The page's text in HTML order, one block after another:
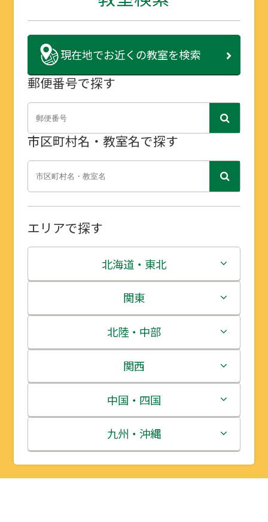
現在地でお近くの教室を検索
郵便番号で探す
市区町村名・教室名で探す
エリアで探す
北海道・東北
北海道
青森県
岩手県
宮城県
秋田県
山形県
関東
茨城県
栃木県
群馬県
埼玉県
千葉県
北陸・中部
新潟県
富山県
石川県
福井県
関西
三重県
滋賀県
京都府
中国・四国
鳥取県
島根県
九州・沖縄
福岡県